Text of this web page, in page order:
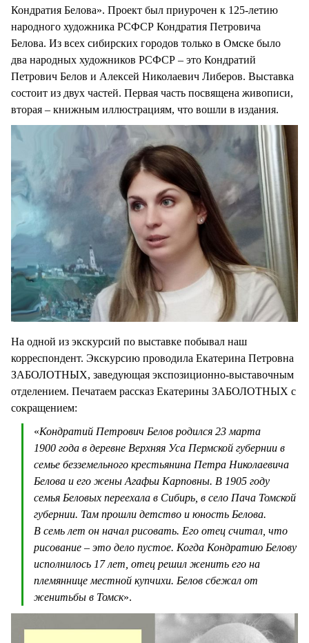
Кондратия Белова». Проект был приурочен к 125-летию
народного художника РСФСР Кондратия Петровича
Белова. Из всех сибирских городов только в Омске было
два народных художников РСФСР – это Кондратий
Петрович Белов и Алексей Николаевич Либеров. Выставка
состоит из двух частей. Первая часть посвящена живописи,
вторая – книжным иллюстрациям, что вошли в издания.
На одной из экскурсий по выставке побывал наш
корреспондент. Экскурсию проводила Екатерина Петровна
ЗАБОЛОТНЫХ, заведующая экспозиционно-выставочным
отделением. Печатаем рассказ Екатерины ЗАБОЛОТНЫХ с
сокращением:
«Кондратий Петрович Белов родился 23 марта
1900 года в деревне Верхняя Уса Пермской губернии в
семье безземельного крестьянина Петра Николаевича
Белова и его жены Агафьи Карповны. В 1905 году
семья Беловых переехала в Сибирь, в село Пача Томской
губернии. Там прошли детство и юность Белова.
В семь лет он начал рисовать. Его отец считал, что
рисование – это дело пустое. Когда Кондратию Белову
исполнилось 17 лет, отец решил женить его на
племяннице местной купчихи. Белов сбежал от
женитьбы в Томск».